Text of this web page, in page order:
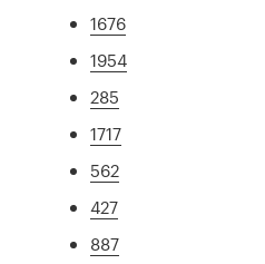
1676
1954
285
1717
562
427
887